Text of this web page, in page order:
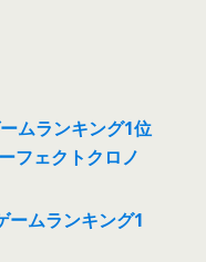
ムランキング1位
フェクトクロノ
ームランキング1